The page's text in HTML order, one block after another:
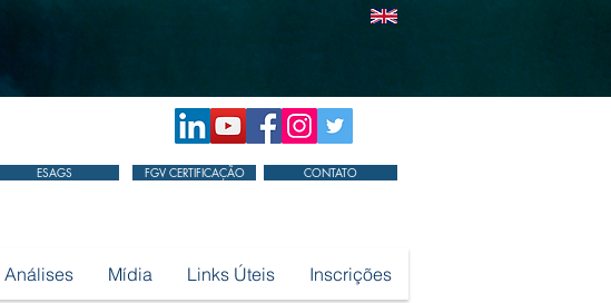
ESAGS FGV CERTIFICAÇÃO CONTATO
Análises Mídia Links Úteis Inscrições